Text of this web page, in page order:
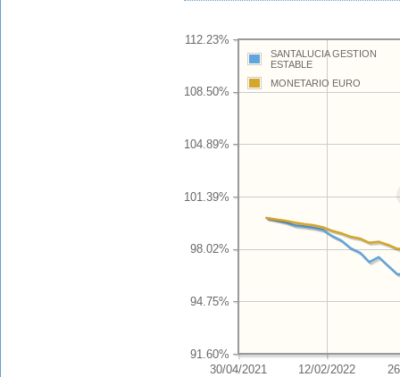
30/04/2021 12/02/2022
91.60%
94.75%
98.02%
101.39%
104.89%
108.50%
112.23%
SANTALUCIA GESTION
ESTABLE
MONETARIO EURO